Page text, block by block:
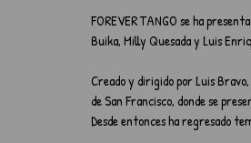
FOREVER TANGO se ha
Buika, Milly Quesada y Luis
Creado y dirigido por Luis
de San Francisco, donde se
Desde entonces ha regresado